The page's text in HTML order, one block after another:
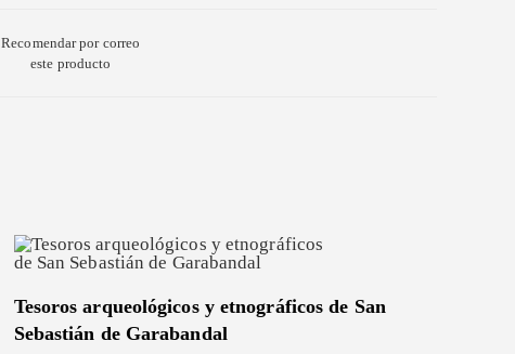
Recomendar por correo
este producto
Tesoros arqueológicos y etnográficos de San
Sebastián de Garabandal